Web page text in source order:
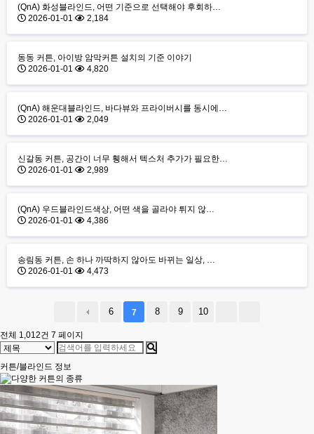
(QnA) 화성블라인드, 어떤 기준으로 선택해야 후회하…
2026-01-01
2,184
동동 커튼, 아이방 암막커튼 설치의 기준 이야기
2026-01-01
4,820
(QnA) 해운대블라인드, 바다뷰와 프라이버시를 동시에…
2026-01-01
2,049
신갈동 커튼, 공간이 너무 휑해서 텍스처 추가가 필요한…
2026-01-01
2,989
(QnA) 우드블라인드색상, 어떤 색을 골라야 튀지 않…
2026-01-01
4,386
송림동 커튼, 손 하나 까딱하지 않아도 바뀌는 일상, …
2026-01-01
4,473
6 7 8 9 10
전체 1,012건 7 페이지
커튼/블라인드 정보